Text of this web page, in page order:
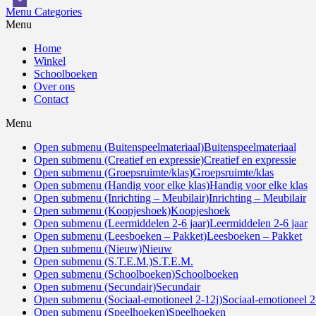
Menu Categories
Menu
Home
Winkel
Schoolboeken
Over ons
Contact
Menu
Open submenu (Buitenspeelmateriaal)Buitenspeelmateriaal
Open submenu (Creatief en expressie)Creatief en expressie
Open submenu (Groepsruimte/klas)Groepsruimte/klas
Open submenu (Handig voor elke klas)Handig voor elke klas
Open submenu (Inrichting – Meubilair)Inrichting – Meubilair
Open submenu (Koopjeshoek)Koopjeshoek
Open submenu (Leermiddelen 2-6 jaar)Leermiddelen 2-6 jaar
Open submenu (Leesboeken – Pakket)Leesboeken – Pakket
Open submenu (Nieuw)Nieuw
Open submenu (S.T.E.M.)S.T.E.M.
Open submenu (Schoolboeken)Schoolboeken
Open submenu (Secundair)Secundair
Open submenu (Sociaal-emotioneel 2-12j)Sociaal-emotioneel
Open submenu (Speelhoeken)Speelhoeken